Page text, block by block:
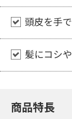
頭皮を手
髪にコシ
商品特長